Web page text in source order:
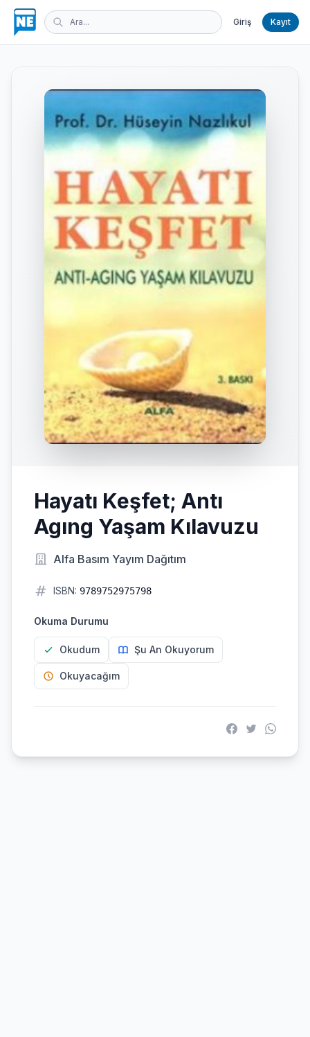
Giriş Kayıt
Hayatı Keşfet; Antı
Agıng Yaşam Kılavuzu
Alfa Basım Yayım Dağıtım
ISBN: 9789752975798
Okuma Durumu
Okudum Şu An Okuyorum
Okuyacağım